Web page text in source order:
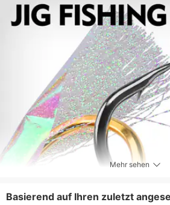
Mehr sehen
Basierend auf Ihren zuletzt